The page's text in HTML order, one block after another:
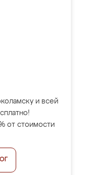
и всей
от стоимости